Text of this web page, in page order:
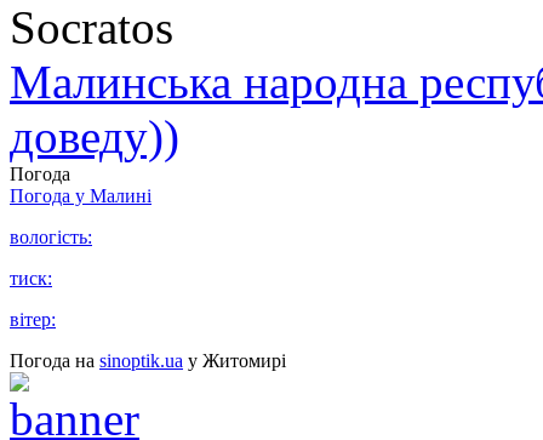
Socratos
Малинська народна
доведу))
Погода
Погода у Малині
вологість:
тиск:
вітер:
Погода на sinoptik.ua у Житомирі